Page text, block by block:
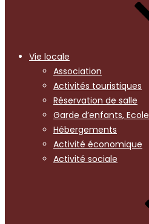
Vie locale
Association
Activités touristiques
Réservation de salle
Garde d’enfants, Ecole
Hébergements
Activité économique
Activité sociale